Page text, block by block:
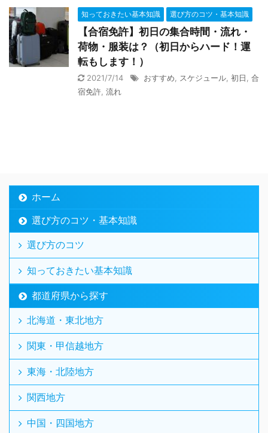
知っておきたい基本知識 選び方のコツ・基本知識
【合宿免許】初日の集合時間・流れ・
荷物・服装は？（初日からハード！運
転もします！）
2021/7/14 おすすめ スケジュール 初日
合
宿免許 流れ
ホーム
選び方のコツ・基本知識
選び方のコツ
知っておきたい基本知識
都道府県から探す
北海道・東北地方
関東・甲信越地方
東海・北陸地方
関西地方
中国・四国地方